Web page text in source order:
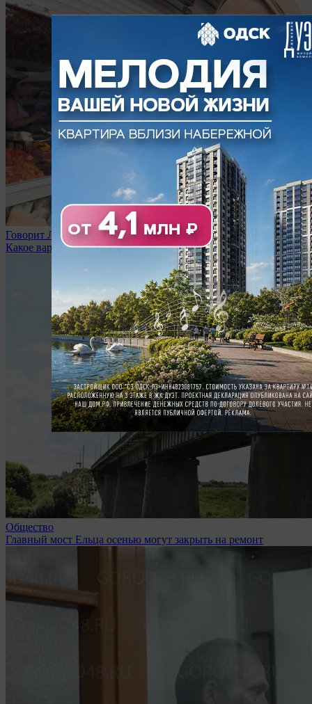
Говорит Липецк
Какое варенье вы любите?
Общество
Главный мост Ельца осенью могут закрыть на ремонт